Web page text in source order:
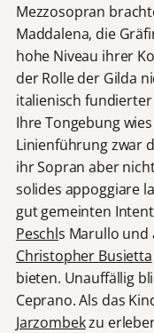
Mezzosopran
Maddalena, die
hohe Niveau ihrer
der Rolle der Gilda
italienisch
Ihre Tongebung
Linienführung zwar
ihr Sopran aber
solides appoggiare
gut gemeinten
Peschls Marullo und
Christopher Busietta
bieten. Unauffällig
Ceprano. Als das
Jarzombekzu